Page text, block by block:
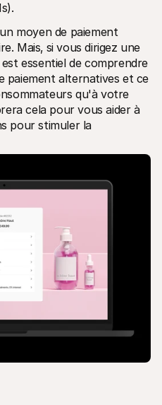
moyen de paiement
Mais‚ si vous dirigez une
essentiel de comprendre
paiement alternatives et ce
qu'à votre
cela pour vous aider à
pour stimuler la